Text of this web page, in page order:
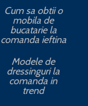
Cum sa obtii o
mobila de
bucatarie la
comanda ieftina
Modele de
dressinguri la
comanda in
trend